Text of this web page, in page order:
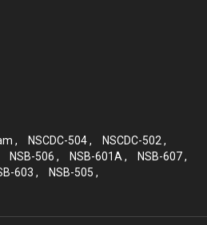
, NSCDC-504 ,
NSCDC-502 ,
NSB-506 , NSB-601A ,
NSB-607 ,
603 , NSB-505 ,